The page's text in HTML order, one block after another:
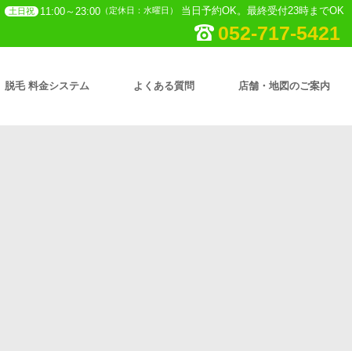
土日祝 11:00～23:00 （定休日：水曜日） 当日予約OK。最終受付23時までOK
052-717-5421
脱毛 料金システム よくある質問 店舗・地図のご案内